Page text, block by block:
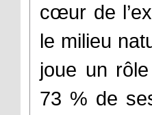
cœur de
le milieu
joue un
73 % de